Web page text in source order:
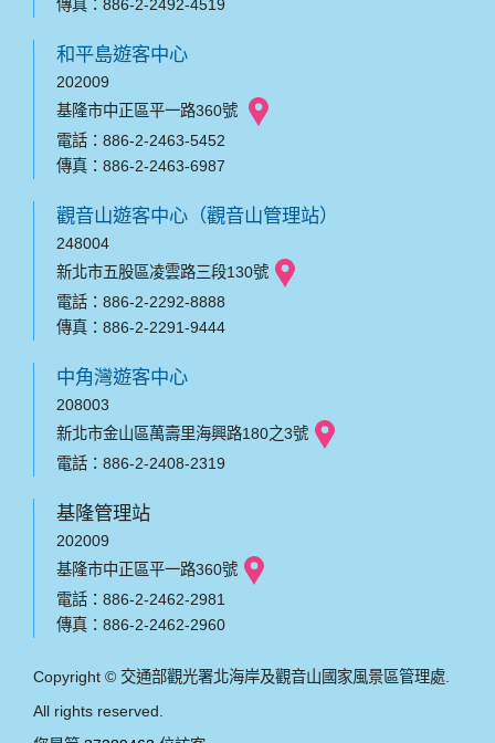
傳真：886-2-2492-4519
和平島遊客中心
202009
基隆市中正區平一路360號
電話：886-2-2463-5452
傳真：886-2-2463-6987
觀音山遊客中心（觀音山管理站）
248004
新北市五股區凌雲路三段130號
電話：886-2-2292-8888
傳真：886-2-2291-9444
中角灣遊客中心
208003
新北市金山區萬壽里海興路180之3號
電話：886-2-2408-2319
基隆管理站
202009
基隆市中正區平一路360號
電話：886-2-2462-2981
傳真：886-2-2462-2960
Copyright © 交通部觀光署北海岸及觀音山國家風景區管理處.
All rights reserved.